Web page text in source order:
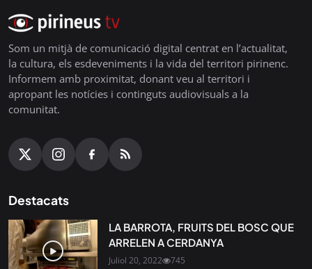
Som un mitjà de comunicació digital centrat en l’actualitat,
la cultura, els esdeveniments i la vida del territori pirinenc.
Informem amb proximitat, donant veu al territori i
apropant les notícies i continguts audiovisuals a la
comunitat.
Destacats
LA BARROTA, FRUITS DEL BOSC QUE
ARRELEN A CERDANYA
Juliol 20, 2022 745